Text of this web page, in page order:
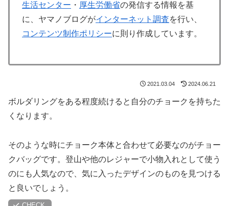
生活センター ・ 厚生労働省の発信する情報を基
に、ヤマノブログがインターネット調査を行い、
コンテンツ制作ポリシーに則り作成しています。
2021.03.04 2024.06.21
ボルダリングをある程度続けると自分のチョークを持ちた
くなります。
そのような時にチョーク本体と合わせて必要なのがチョー
クバッグです。登山や他のレジャーで小物入れとして使う
のにも人気なので、気に入ったデザインのものを見つける
と良いでしょう。